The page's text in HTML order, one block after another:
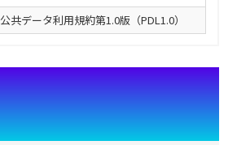
公共データ利用規約第1.0版（PDL1.0）